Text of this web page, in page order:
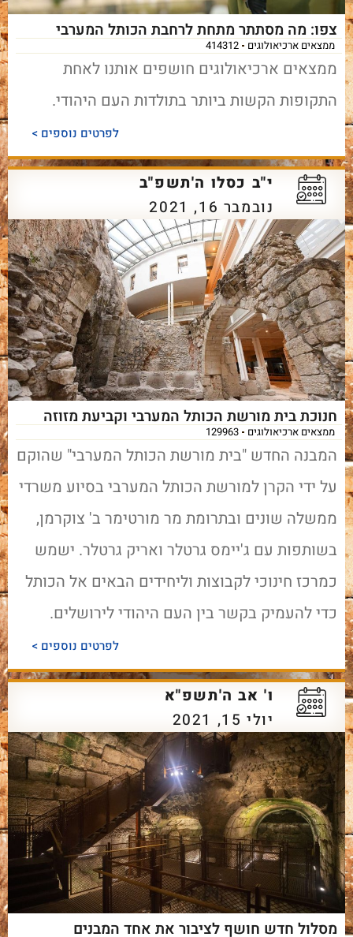
צפו: מה מסתתר מתחת לרחבת הכותל המערבי
ממצאים ארכיאולוגים 414312
ממצאים ארכיאולוגים חושפים אותנו לאחת
התקופות הקשות ביותר בתולדות העם היהודי.
לפרטים נוספים >
י"ב כסלו ה'תשפ"ב
נובמבר 16, 2021
חנוכת בית מורשת הכותל המערבי וקביעת מזוזה
ממצאים ארכיאולוגים 129963
המבנה החדש "בית מורשת הכותל המערבי" שהוקם
על ידי הקרן למורשת הכותל המערבי בסיוע משרדי
ממשלה שונים ובתרומת מר מורטימר ב' צוקרמן,
בשותפות עם ג'יימס גרטלר ואריק גרטלר. ישמש
כמרכז חינוכי לקבוצות וליחידים הבאים אל הכותל
כדי להעמיק בקשר בין העם היהודי לירושלים.
לפרטים נוספים >
ו' אב ה'תשפ"א
יולי 15, 2021
מסלול חדש חושף לציבור את אחד המבנים